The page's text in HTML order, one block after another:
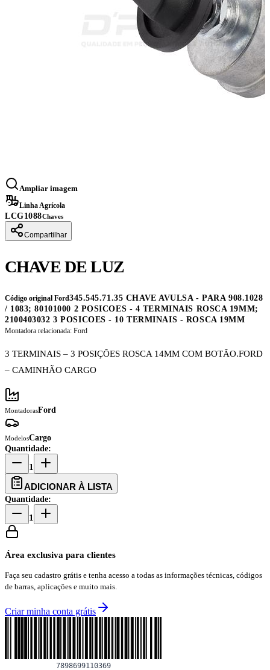
Ampliar imagem
Linha Agrícola
LCG1088Chaves
Compartilhar
CHAVE DE LUZ
Código original Ford345.545.71.35 CHAVE AVULSA - PARA 908.1028
/ 1083; 80101000 2 POSICOES - 4 TERMINAIS ROSCA 19MM;
2100403032 3 POSICOES - 10 TERMINAIS - ROSCA 19MM
Montadora relacionada: Ford
3 TERMINAIS – 3 POSIÇÕES ROSCA 14MM COM BOTÃO.FORD
– CAMINHÃO CARGO
MontadorasFord
ModelosCargo
Quantidade:
1
ADICIONAR À LISTA
Quantidade:
1
Área exclusiva para clientes
Faça seu cadastro grátis e tenha acesso a todas as informações técnicas, códigos
de barras, aplicações e muito mais.
Criar minha conta grátis